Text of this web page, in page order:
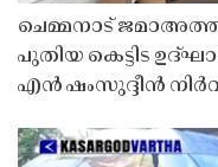
ചെമ്മനാട്
പുതിയ കെട്ടിട
എൻ ഷംസുദ്ദീൻ